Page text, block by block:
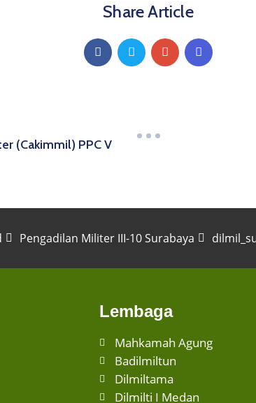
Share Article
(Cakimmil) PPC V
Pengadilan Militer III-10 Surabaya
Lembaga
Mahkamah Agung
Badilmiltun
Dilmiltama
Dilmilti I Medan